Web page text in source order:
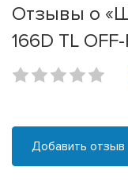
Отзывы о
166D TL
Добавить отзыв